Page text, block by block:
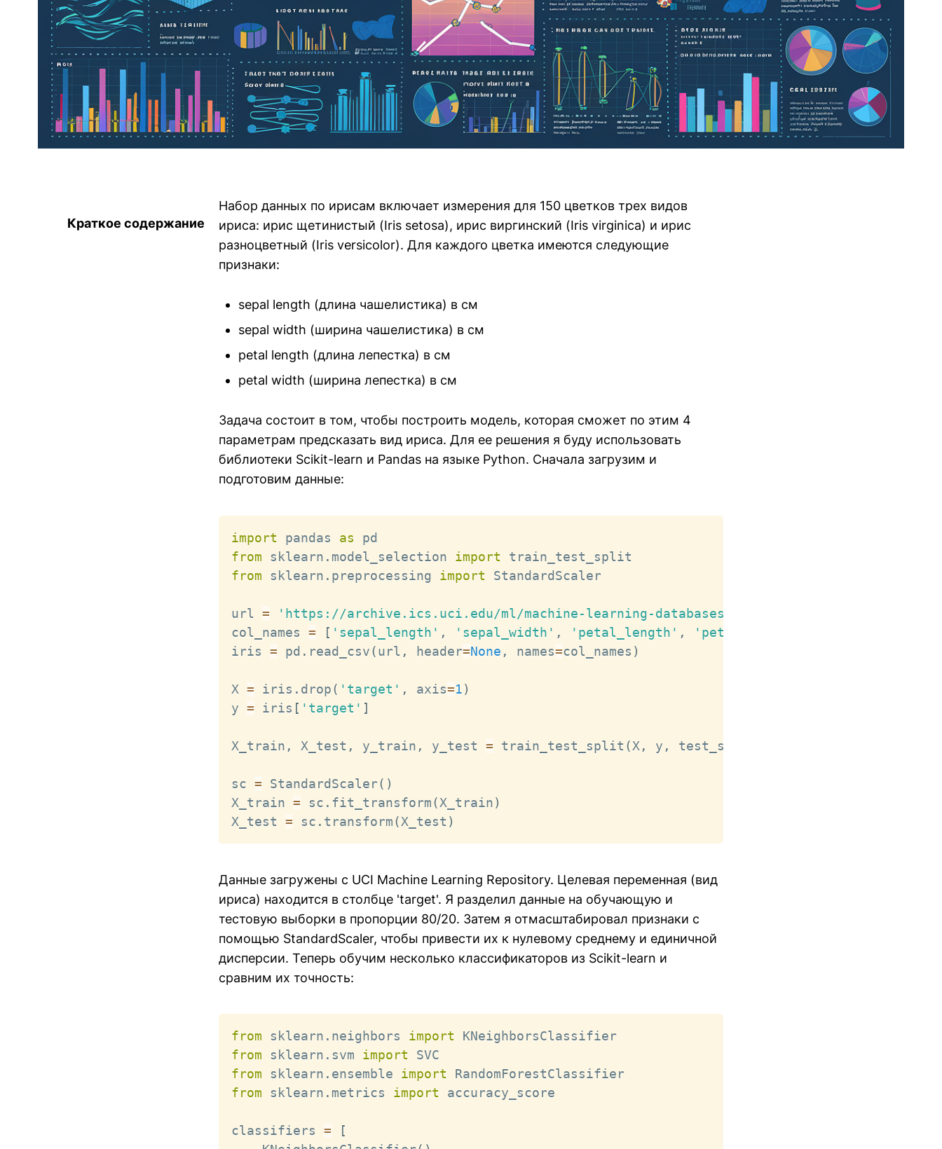
Краткое содержание
Набор данных по ирисам включает измерения для 150 цветков трех видов
ириса: ирис щетинистый (Iris setosa), ирис виргинский (Iris virginica) и ирис
разноцветный (Iris versicolor). Для каждого цветка имеются следующие
признаки:
sepal length (длина чашелистика) в см
sepal width (ширина чашелистика) в см
petal length (длина лепестка) в см
petal width (ширина лепестка) в см
Задача состоит в том, чтобы построить модель, которая сможет по этим 4
параметрам предсказать вид ириса. Для ее решения я буду использовать
библиотеки Scikit-learn и Pandas на языке Python. Сначала загрузим и
подготовим данные:
import pandas as
from sklearn . model_selection import
from sklearn . preprocessing import StandardScaler
url =
'https://archive.ics.uci.edu/ml/machine-learning-databases/iris/iris.data'
col_names = [ 'sepal_length' , 'sepal_width' , 'petal_length' , 'petal_width'
iris = pd . read_csv(url , header=None , names=col_names )
X = iris . drop( 'target' , axis=1)
y = iris [ 'target' ]
X_train , X_test , y_train , y_test = train_test_split (X , y , test_size
sc = StandardScaler( )
X_train = sc . fit_transform(X_train)
X_test = sc . transform(X_test )
Данные загружены с UCI Machine Learning Repository. Целевая переменная (вид
ириса) находится в столбце 'target'. Я разделил данные на обучающую и
тестовую выборки в пропорции 80/20. Затем я отмасштабировал признаки с
помощью StandardScaler, чтобы привести их к нулевому среднему и единичной
дисперсии. Теперь обучим несколько классификаторов из Scikit-learn и
сравним их точность:
from sklearn . neighbors import
from sklearn . svm import
from sklearn . ensemble import
from sklearn . metrics import accuracy_score
classifiers =
[